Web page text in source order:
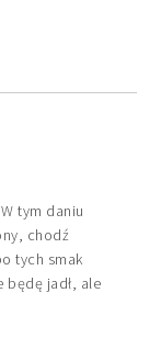
tym daniu
chodź
tych smak
będę jadł, ale